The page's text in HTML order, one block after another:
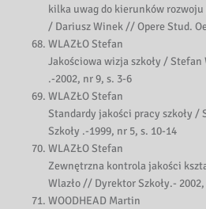
kilka uwag do kierunków
/ Dariusz Winek // Opere Stud.
WLAZŁO Stefan
Jakościowa wizja szkoły / Stefan
.-2002, nr 9, s. 3-6
WLAZŁO Stefan
Standardy jakości pracy szkoły
Szkoły .-1999, nr 5, s. 10-14
WLAZŁO Stefan
Zewnętrzna kontrola jakości
Wlazło // Dyrektor Szkoły.-
WOODHEAD Martin